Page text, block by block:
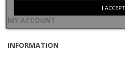
I ACCEPT
MY ACCOUNT
INFORMATION